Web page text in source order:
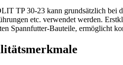
TP 30-23 kann grundsätzlich bei
etc. verwendet werden.
Spannfutter-Bauteile, ermöglicht